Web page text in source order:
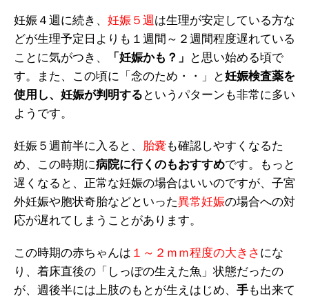
妊娠４週に続き、 妊娠５週は生理が安定している方な
どが生理予定日よりも１週間～２週間程度遅れている
ことに気がつき、
「妊娠かも？」
と思い始める頃で
す。また、この頃に「念のため・・」と妊娠検査薬を
使用し、妊娠が判明する というパターンも非常に多い
ようです。
妊娠５週前半に入ると、 胎嚢 も確認しやすくなるた
め、この時期に病院に行くのもおすすめです。もっと
遅くなると、正常な妊娠の場合はいいのですが、子宮
外妊娠や胞状奇胎などといった異常妊娠の場合への対
応が遅れてしまうことがあります。
この時期の赤ちゃんは １～２ｍｍ程度の大きさ にな
り、着床直後の「しっぽの生えた魚」状態だったの
が、週後半には上肢のもとが生えはじめ、 手も出来て